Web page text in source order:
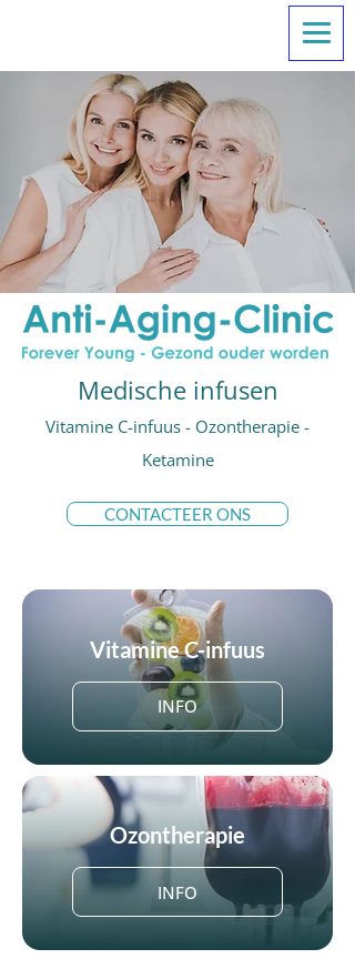
Medische infusen
Vitamine C-infuus - Ozontherapie -
Ketamine
CONTACTEER ONS
Vitamine C-infuus
INFO
Ozontherapie
INFO